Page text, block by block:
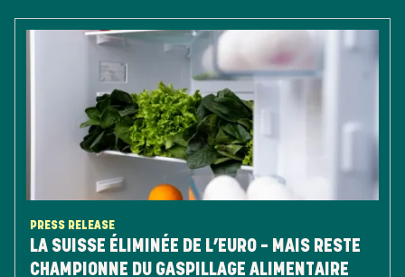
PRESS RELEASE
LA SUISSE ÉLIMINÉE DE L’EURO – MAIS RESTE
CHAMPIONNE DU GASPILLAGE ALIMENTAIRE